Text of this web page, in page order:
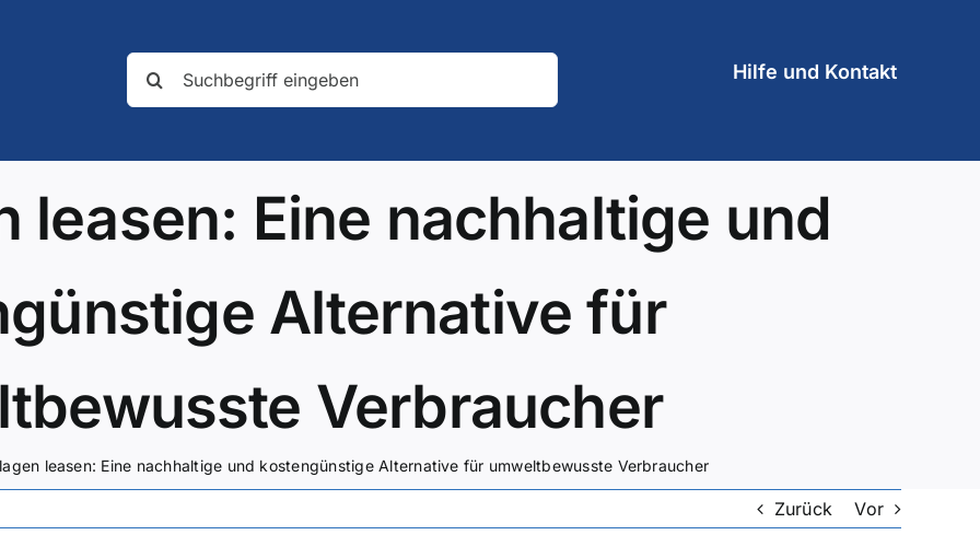
Suche
nach:
Hilfe und Kontakt
leasen: Eine nachhaltige und
Alternative für
Verbraucher
leasen: Eine nachhaltige und kostengünstige Alternative für umweltbewusste Verbraucher
Zurück Vor